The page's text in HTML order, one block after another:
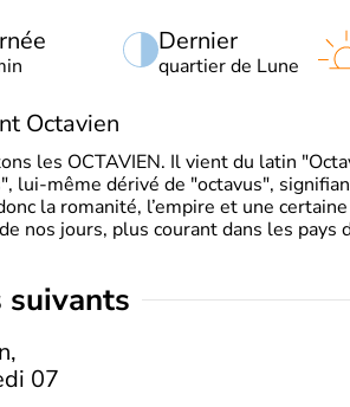
Dernier
quartier de Lune
Octavien
les OCTAVIEN. Il vient du latin
lui-même dérivé de "octavus",
la romanité, l’empire et une
nos jours, plus courant dans les pays
suivants
07